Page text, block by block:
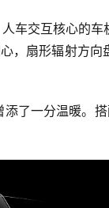
车交互核心的车
，扇形辐射方向
了一分温暖。